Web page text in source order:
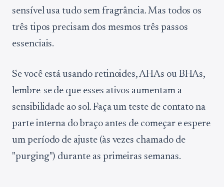
sensível usa tudo sem fragrância. Mas todos os
três tipos precisam dos mesmos três passos
essenciais.
Se você está usando retinoides, AHAs ou BHAs,
lembre-se de que esses ativos aumentam a
sensibilidade ao sol. Faça um teste de contato na
parte interna do braço antes de começar e espere
um período de ajuste (às vezes chamado de
"purging") durante as primeiras semanas.